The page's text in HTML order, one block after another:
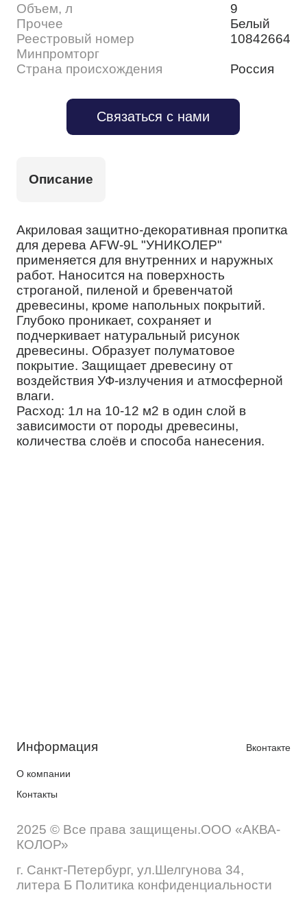
Объем, л
9
Прочее
Белый
Реестровый номер
Минпромторг
10842664
Страна происхождения Россия
Связаться с нами
Описание
Акриловая защитно-декоративная пропитка
для дерева AFW-9L "УНИКОЛЕР"
применяется для внутренних и наружных
работ. Наносится на поверхность
строганой, пиленой и бревенчатой
древесины, кроме напольных покрытий.
Глубоко проникает, сохраняет и
подчеркивает натуральный рисунок
древесины. Образует полуматовое
покрытие. Защищает древесину от
воздействия УФ-излучения и атмосферной
влаги.
Расход: 1л на 10-12 м2 в один слой в
зависимости от породы древесины,
количества слоёв и способа нанесения.
Информация
О компании
Контакты
Вконтакте
2025 © Все права защищены.ООО «АКВА-
КОЛОР»
г. Санкт-Петербург, ул.Шелгунова 34,
литера Б Политика конфиденциальности